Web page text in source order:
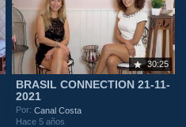
30:25
BRASIL CONNECTION 21-11-
2021
Por:Canal Costa
Hace 5 años